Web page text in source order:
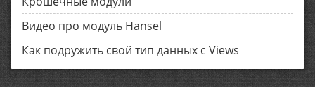
Видео про модуль Hansel
Как подружить свой тип данных с Views